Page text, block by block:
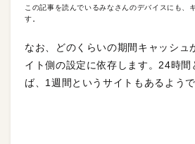
この記事を読んでいるみなさんのデバイスにも、
す。
なお、どのくらいの期間キャッシュ
イト側の設定に依存します。24時間
ば、1週間というサイトもあるようで